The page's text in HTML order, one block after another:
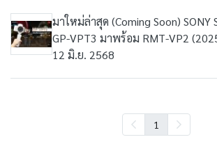
มาใหม่ล่าสุด (Coming Soon) SONY
GP-VPT3 มาพร้อม RMT-VP2
12 มิ.ย. 2568
1